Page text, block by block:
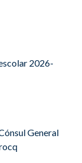
2026-
General